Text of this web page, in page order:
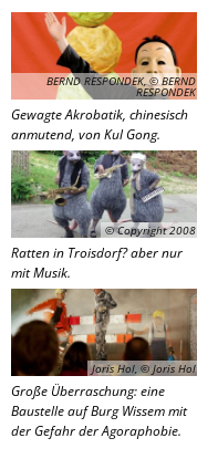
BERND RESPONDEK, © BERND
RESPONDEK
Gewagte Akrobatik, chinesisch
anmutend, von Kul Gong.
© Copyright 2008
Ratten in Troisdorf? aber nur
mit Musik.
Joris Hol, © Joris Hol
Große Überraschung: eine
Baustelle auf Burg Wissem mit
der Gefahr der Agoraphobie.